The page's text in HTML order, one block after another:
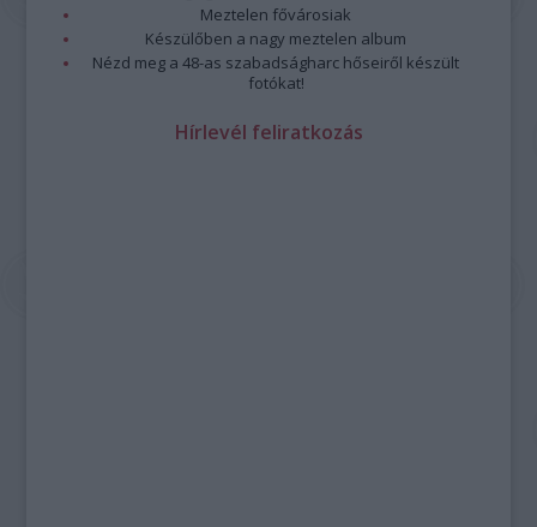
Meztelen fővárosiak
Készülőben a nagy meztelen album
Nézd meg a 48-as szabadságharc hőseiről készült
fotókat!
Hírlevél feliratkozás